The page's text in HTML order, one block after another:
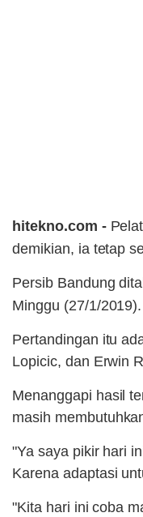
hitekno.com -
demikian, ia tetap
Persib Bandung
Minggu (27/1/2019).
Pertandingan itu
Lopicic, dan Erwin
Menanggapi hasil
masih
"Ya saya pikir hari
Karena adaptasi
"Kita hari ini coba